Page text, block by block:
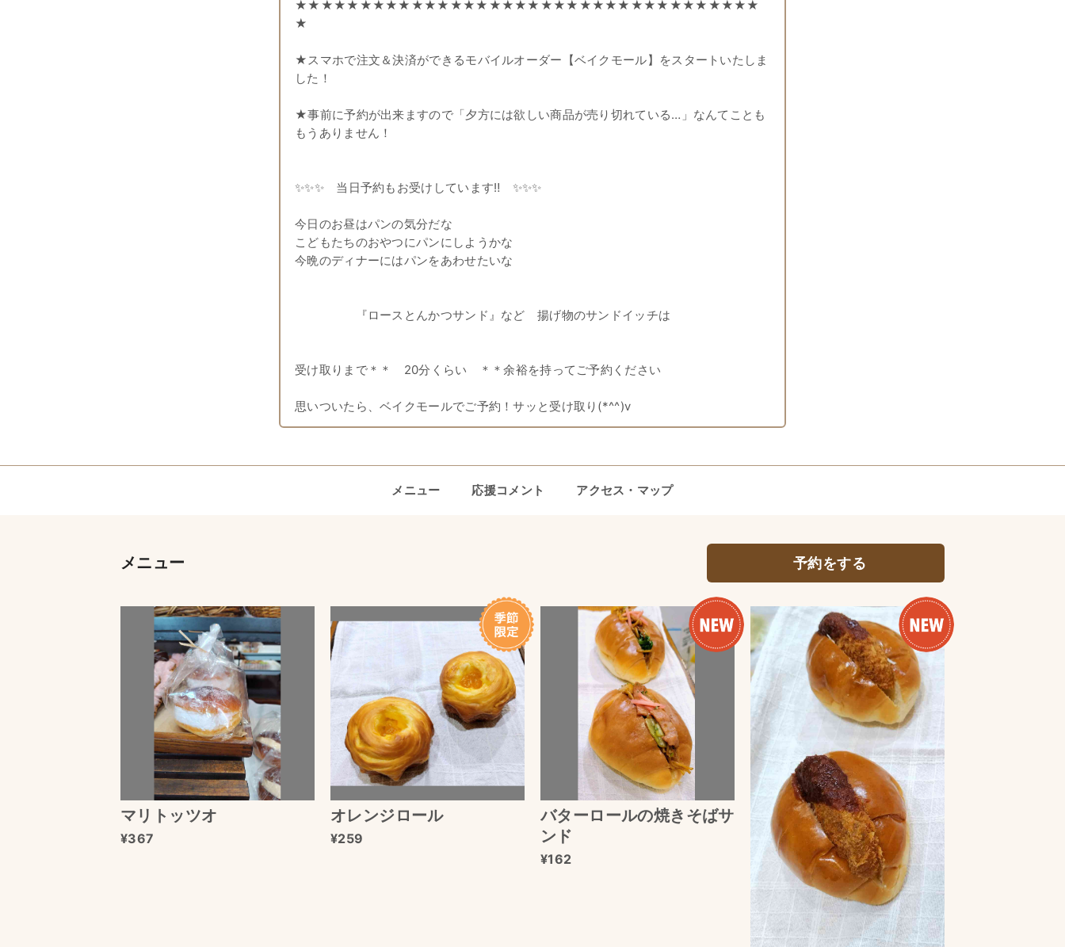
★★★★★★★★★★★★★★★★★★★★★★★★★★★★★★★★★★★★
★
★スマホで注文＆決済ができるモバイルオーダー【ベイクモール】をスタートいたしま
した！
★事前に予約が出来ますので「夕方には欲しい商品が売り切れている…」なんてことも
もうありません！
✨✨✨ 当日予約もお受けしています‼ ✨✨✨
今日のお昼はパンの気分だな
こどもたちのおやつにパンにしようかな
今晩のディナーにはパンをあわせたいな
『ロースとんかつサンド』など 揚げ物のサンドイッチは
受け取りまで＊＊ 20分くらい ＊＊余裕を持ってご予約ください
思いついたら、ベイクモールでご予約！サッと受け取り(*^^)v
メニュー 応援コメント アクセス・マップ
メニュー 予約をする
マリトッツオ
367
オレンジロール
259
バターロールの焼きそばサ
ンド
162